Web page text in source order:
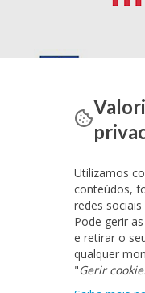
Utilizamos
conteúdos,
redes
Pode gerir
e retirar o
qualquer
"Gerir